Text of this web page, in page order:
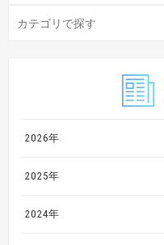
2026年
2025年
2024年